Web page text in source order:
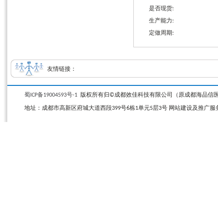
是否现货:
生产能力:
定做周期:
友情链接：
蜀ICP备19004593号-1 版权所有归©成都效佳科技有限公司（原成都海品信
地址：成都市高新区府城大道西段399号6栋1单元5层3号 网站建设及推广服